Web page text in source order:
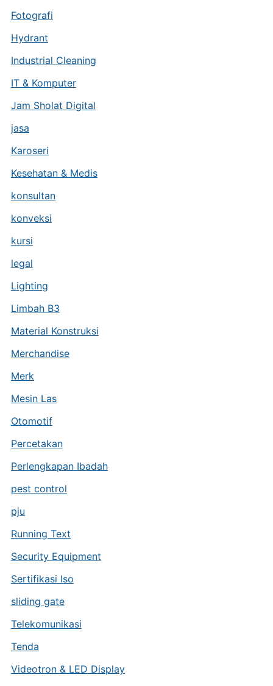
Fotografi
Hydrant
Industrial Cleaning
IT & Komputer
Jam Sholat Digital
jasa
Karoseri
Kesehatan & Medis
konsultan
konveksi
kursi
legal
Lighting
Limbah B3
Material Konstruksi
Merchandise
Merk
Mesin Las
Otomotif
Percetakan
Perlengkapan Ibadah
pest control
pju
Running Text
Security Equipment
Sertifikasi Iso
sliding gate
Telekomunikasi
Tenda
Videotron & LED Display